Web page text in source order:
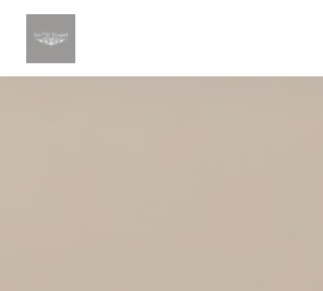
Personnalisation de vos choix en matière